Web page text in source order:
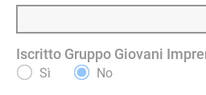
Iscritto Gruppo Giovani
Sì No